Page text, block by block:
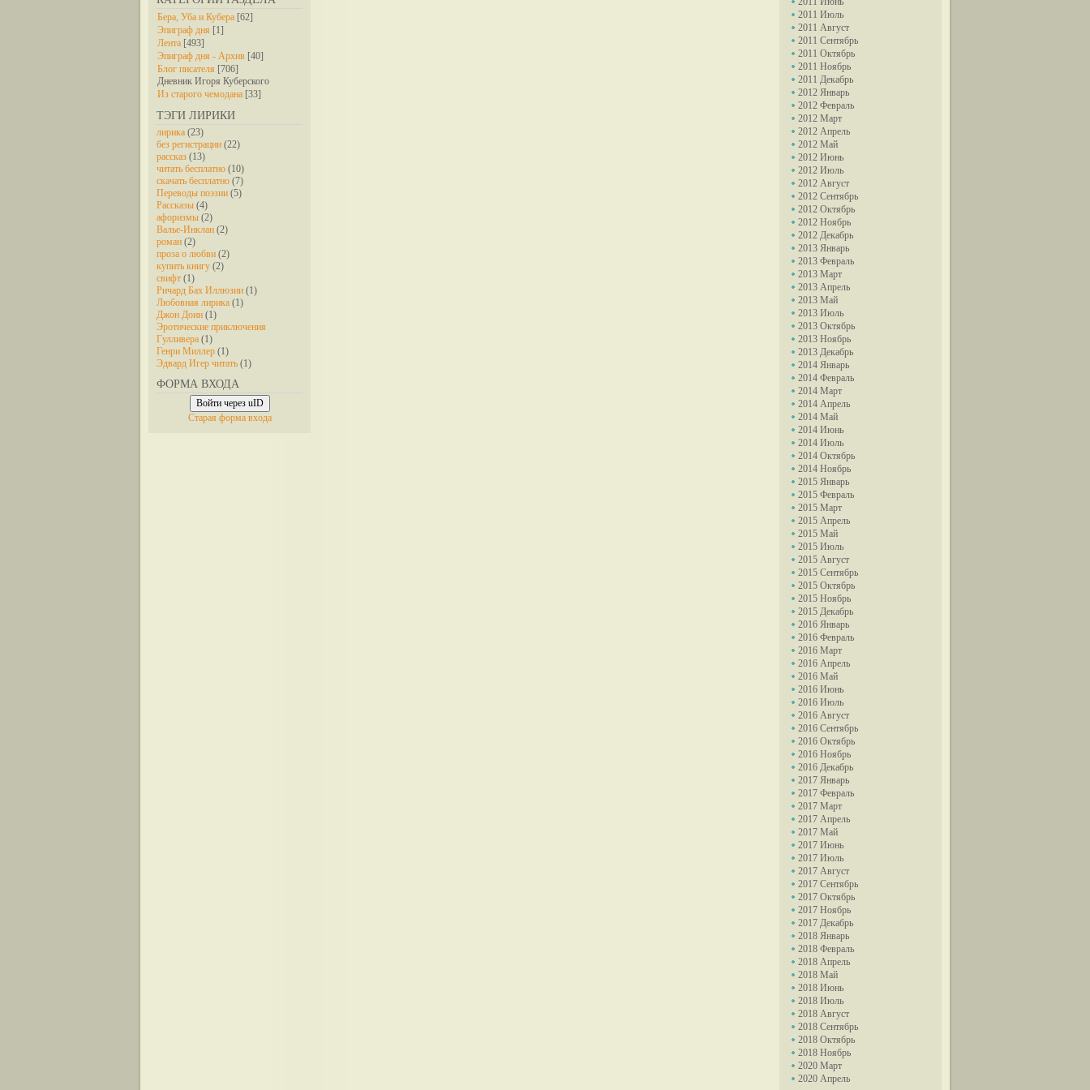
Бера, Уба и Кубера [62]
Эпиграф дня [1]
Лента [493]
Эпиграф дня - Архив [40]
Блог писателя [706]
Дневник Игоря Куберского
Из старого чемодана [33]
ТЭГИ ЛИРИКИ
лирика (23)
без регистрации (22)
рассказ (13)
читать бесплатно (10)
скачать бесплатно (7)
Переводы поэзии (5)
Рассказы (4)
афоризмы (2)
Валье-Инклан (2)
роман (2)
проза о любви (2)
купить книгу (2)
свифт (1)
Ричард Бах Иллюзии (1)
Любовная лирика (1)
Джон Донн (1)
Эротические приключения
Гулливера (1)
Генри Миллер (1)
Эдвард Игер читать (1)
ФОРМА ВХОДА
Войти через uID
Старая форма входа
2011 Июль
2011 Август
2011 Сентябрь
2011 Октябрь
2011 Ноябрь
2011 Декабрь
2012 Январь
2012 Февраль
2012 Март
2012 Апрель
2012 Май
2012 Июнь
2012 Июль
2012 Август
2012 Сентябрь
2012 Октябрь
2012 Ноябрь
2012 Декабрь
2013 Январь
2013 Февраль
2013 Март
2013 Апрель
2013 Май
2013 Июль
2013 Октябрь
2013 Ноябрь
2013 Декабрь
2014 Январь
2014 Февраль
2014 Март
2014 Апрель
2014 Май
2014 Июнь
2014 Июль
2014 Октябрь
2014 Ноябрь
2015 Январь
2015 Февраль
2015 Март
2015 Апрель
2015 Май
2015 Июль
2015 Август
2015 Сентябрь
2015 Октябрь
2015 Ноябрь
2015 Декабрь
2016 Январь
2016 Февраль
2016 Март
2016 Апрель
2016 Май
2016 Июнь
2016 Июль
2016 Август
2016 Сентябрь
2016 Октябрь
2016 Ноябрь
2016 Декабрь
2017 Январь
2017 Февраль
2017 Март
2017 Апрель
2017 Май
2017 Июнь
2017 Июль
2017 Август
2017 Сентябрь
2017 Октябрь
2017 Ноябрь
2017 Декабрь
2018 Январь
2018 Февраль
2018 Апрель
2018 Май
2018 Июнь
2018 Июль
2018 Август
2018 Сентябрь
2018 Октябрь
2018 Ноябрь
2020 Март
2020 Апрель